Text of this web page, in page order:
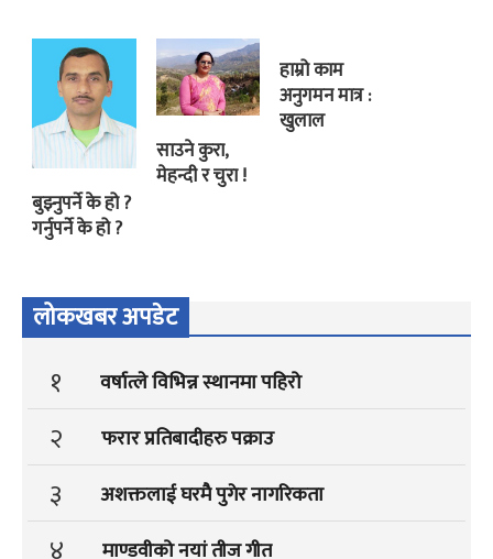
बुझ्नुपर्ने के हो ?
गर्नुपर्ने के हो ?
साउने कुरा,
मेहन्दी र चुरा !
हाम्रो काम
अनुगमन मात्र :
खुलाल
लोकखबर अपडेट
१ वर्षात्ले विभिन्न स्थानमा पहिरो
२ फरार प्रतिबादीहरु पक्राउ
३ अशक्तलाई घरमै पुगेर नागरिकता
माण्डवीको नयां तीज गीत